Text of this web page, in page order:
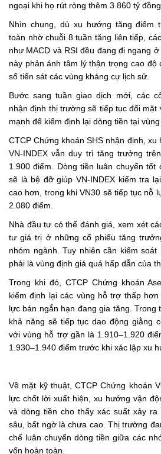
ngoại khi họ rút ròng thêm 3.860 tỷ
Nhìn chung, dù xu hướng tăng điểm
toàn nhờ chuỗi 8 tuần tăng liên tiếp,
như MACD và RSI đều đang đi ngang
này phản ánh tâm lý thận trọng cao độ
số tiến sát các vùng kháng cự lịch sử.
Bước sang tuần giao dịch mới, các
nhận định thị trường sẽ tiếp tục đối mặt
mạnh để kiểm định lại dòng tiền tại
CTCP Chứng khoán SHS nhận định,
VN-INDEX vẫn duy trì tăng trưởng
1.900 điểm. Dòng tiền luân chuyển tốt
sẽ là bệ đỡ giúp VN-INDEX kiểm tra
cao hơn, trong khi VN30 sẽ tiếp tục nỗ
2.080 điểm.
Nhà đầu tư có thể đánh giá, xem xét
tư giá trị ở những cổ phiếu tăng
nhóm ngành. Tuy nhiên cần kiểm
phải là vùng định giá quá hấp dẫn của
Trong khi đó, CTCP Chứng khoán
kiểm định lại các vùng hỗ trợ thấp
lực bán ngắn hạn đang gia tăng. Trong
khả năng sẽ tiếp tục dao động giằng
với vùng hỗ trợ gần là 1.910–1.920
1.930–1.940 điểm trước khi xác lập xu
Về mặt kỹ thuật, CTCP Chứng khoán
lực chốt lời xuất hiện, xu hướng vận
và dòng tiền cho thấy xác suất xảy ra
sâu, bất ngờ là chưa cao. Thị trường
chế luân chuyển dòng tiền giữa các
vốn hoàn toàn.